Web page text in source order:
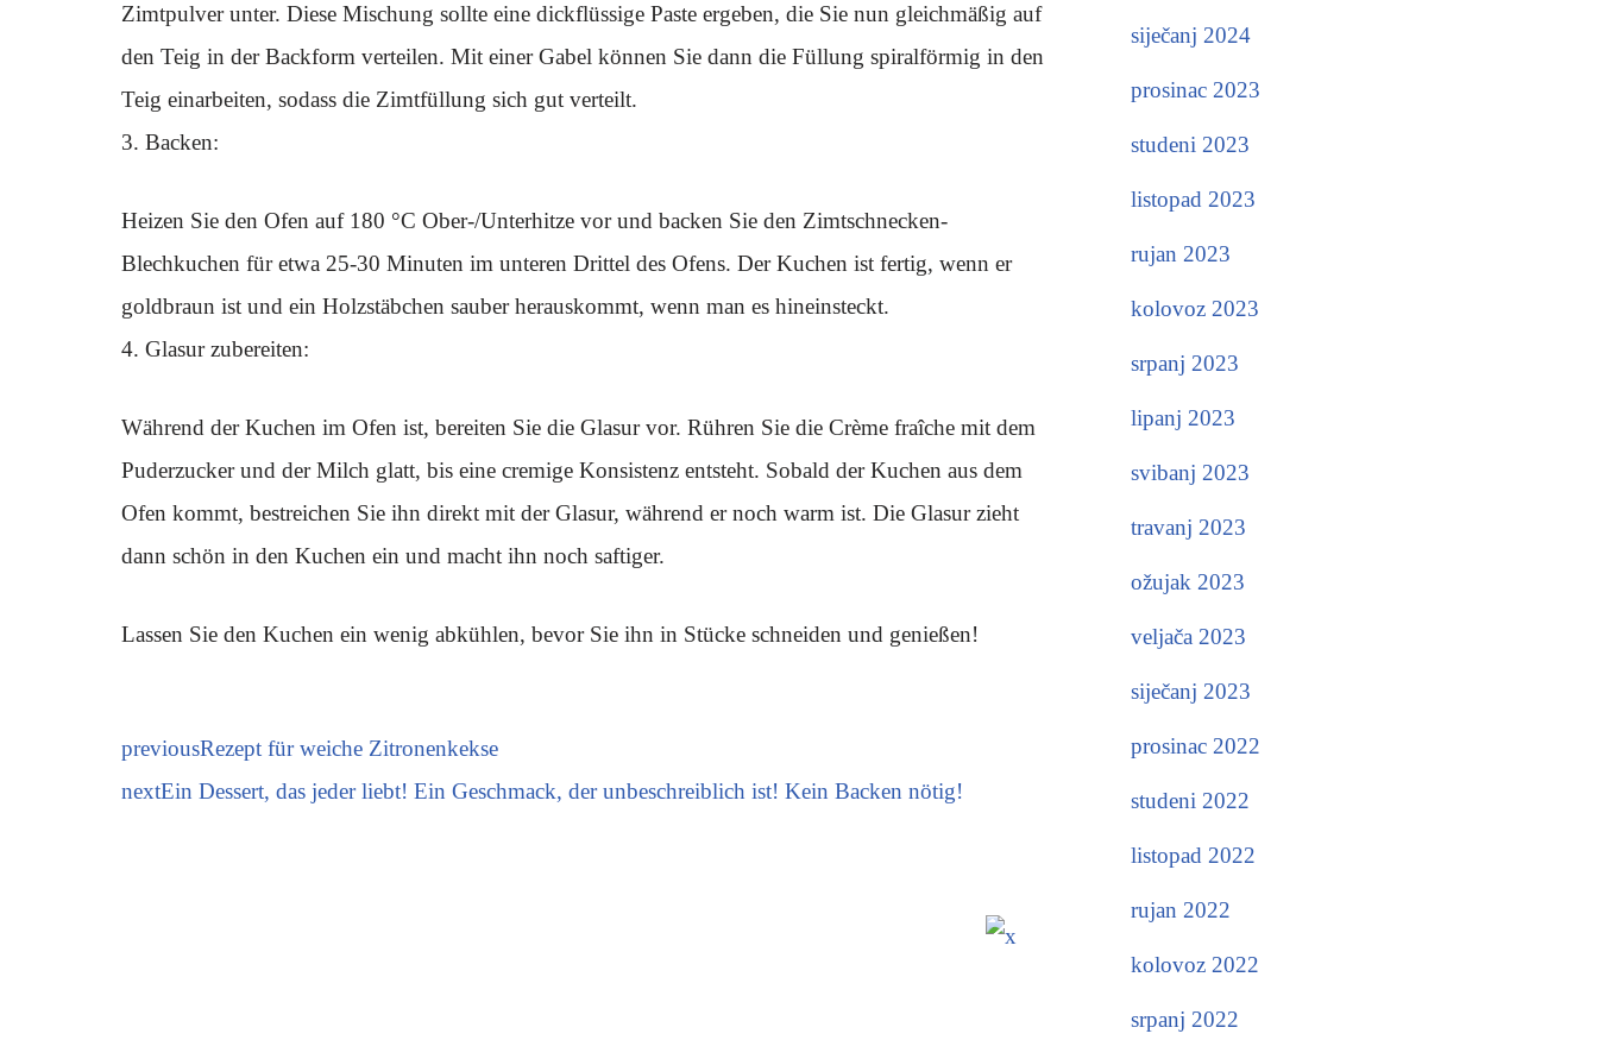
Zimtpulver unter. Diese Mischung sollte eine dickflüssige Paste ergeben, die Sie nun gleichmäßig auf
den Teig in der Backform verteilen. Mit einer Gabel können Sie dann die Füllung spiralförmig in den
Teig einarbeiten, sodass die Zimtfüllung sich gut verteilt.
3. Backen:
Heizen Sie den Ofen auf 180 °C Ober-/Unterhitze vor und backen Sie den Zimtschnecken-
Blechkuchen für etwa 25-30 Minuten im unteren Drittel des Ofens. Der Kuchen ist fertig, wenn er
goldbraun ist und ein Holzstäbchen sauber herauskommt, wenn man es hineinsteckt.
4. Glasur zubereiten:
Während der Kuchen im Ofen ist, bereiten Sie die Glasur vor. Rühren Sie die Crème fraîche mit dem
Puderzucker und der Milch glatt, bis eine cremige Konsistenz entsteht. Sobald der Kuchen aus dem
Ofen kommt, bestreichen Sie ihn direkt mit der Glasur, während er noch warm ist. Die Glasur zieht
dann schön in den Kuchen ein und macht ihn noch saftiger.
Lassen Sie den Kuchen ein wenig abkühlen, bevor Sie ihn in Stücke schneiden und genießen!
previousRezept für weiche Zitronenkekse
nextEin Dessert, das jeder liebt! Ein Geschmack, der unbeschreiblich ist! Kein Backen nötig!
siječanj 2024
prosinac 2023
studeni 2023
listopad 2023
rujan 2023
kolovoz 2023
srpanj 2023
lipanj 2023
svibanj 2023
travanj 2023
ožujak 2023
veljača 2023
siječanj 2023
prosinac 2022
studeni 2022
listopad 2022
rujan 2022
kolovoz 2022
srpanj 2022